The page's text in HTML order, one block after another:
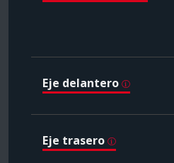
Eje delantero
Eje trasero